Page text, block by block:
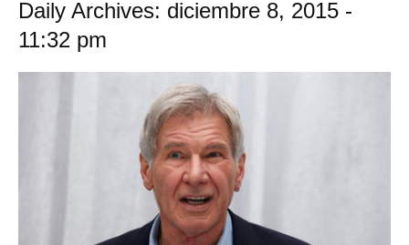
Daily Archives: diciembre 8, 2015 -
11:32 pm